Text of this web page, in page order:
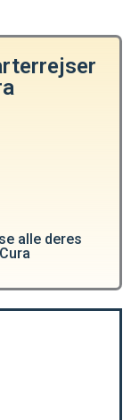
alle deres